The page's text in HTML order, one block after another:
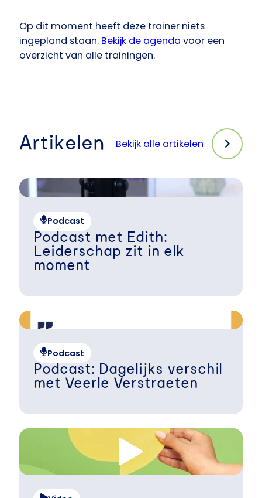
Op dit moment heeft deze trainer niets
ingepland staan. Bekijk de agenda voor een
overzicht van alle trainingen.
Artikelen Bekijk alle artikelen
Podcast
Podcast met Edith:
Leiderschap zit in elk
moment
Podcast
Podcast: Dagelijks verschil
met Veerle Verstraeten